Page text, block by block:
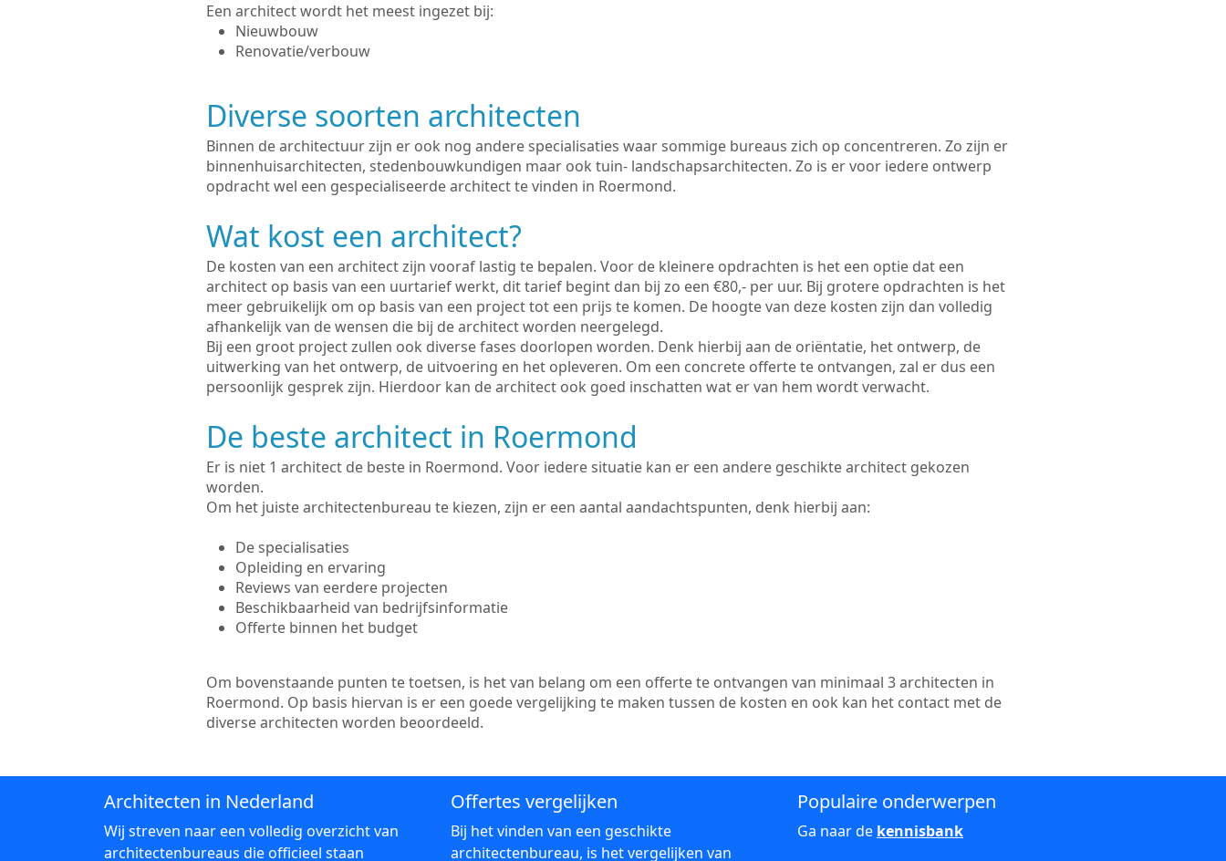
Een architect wordt het meest ingezet bij:
Nieuwbouw
Renovatie/verbouw
Diverse soorten architecten
Binnen de architectuur zijn er ook nog andere specialisaties waar sommige bureaus zich op concentreren. Zo zijn er
binnenhuisarchitecten, stedenbouwkundigen maar ook tuin- landschapsarchitecten. Zo is er voor iedere ontwerp
opdracht wel een gespecialiseerde architect te vinden in Roermond.
Wat kost een architect?
De kosten van een architect zijn vooraf lastig te bepalen. Voor de kleinere opdrachten is het een optie dat een
architect op basis van een uurtarief werkt, dit tarief begint dan bij zo een €80,- per uur. Bij grotere opdrachten is het
meer gebruikelijk om op basis van een project tot een prijs te komen. De hoogte van deze kosten zijn dan volledig
afhankelijk van de wensen die bij de architect worden neergelegd.
Bij een groot project zullen ook diverse fases doorlopen worden. Denk hierbij aan de oriëntatie, het ontwerp, de
uitwerking van het ontwerp, de uitvoering en het opleveren. Om een concrete offerte te ontvangen, zal er dus een
persoonlijk gesprek zijn. Hierdoor kan de architect ook goed inschatten wat er van hem wordt verwacht.
De beste architect in Roermond
Er is niet 1 architect de beste in Roermond. Voor iedere situatie kan er een andere geschikte architect gekozen
worden.
Om het juiste architectenbureau te kiezen, zijn er een aantal aandachtspunten, denk hierbij aan:
De specialisaties
Opleiding en ervaring
Reviews van eerdere projecten
Beschikbaarheid van bedrijfsinformatie
Offerte binnen het budget
Om bovenstaande punten te toetsen, is het van belang om een offerte te ontvangen van minimaal 3 architecten in
Roermond. Op basis hiervan is er een goede vergelijking te maken tussen de kosten en ook kan het contact met de
diverse architecten worden beoordeeld.
Architecten in Nederland
Wij streven naar een volledig overzicht van
architectenbureaus die officieel staan
Offertes vergelijken
Bij het vinden van een geschikte
architectenbureau, is het vergelijken van
Populaire onderwerpen
Ga naar de kennisbank